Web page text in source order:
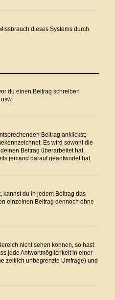
dieses Systems durch
du einen Beitrag schreiben
Beitrag anklickst;
Es wird sowohl die
Beitrag überarbeitet hat.
jemand darauf geantwortet hat.
kannst du in jedem Beitrag das
einzelnen Beitrag dennoch ohne
nicht sehen können, so hast
jede Antwortmöglichkeit in einer
zeitlich unbegrenzte Umfrage) und